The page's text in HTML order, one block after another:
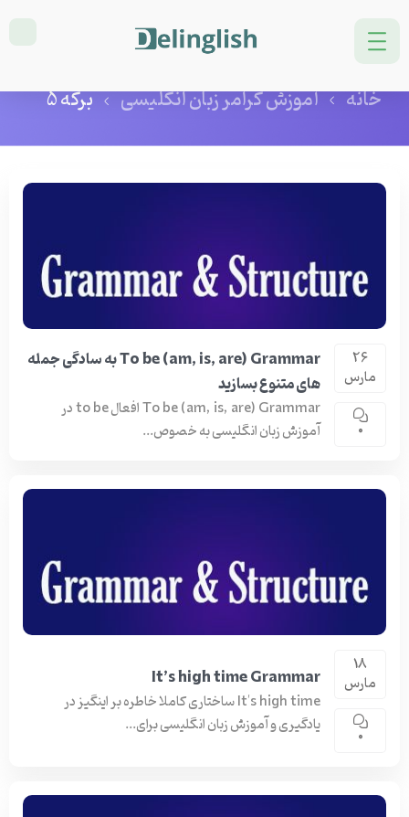
دسته بندی: آموزش گرامر زبان
انگلیسی
خانه آموزش گرامر زبان انگلیسی برگه 5
26
مارس
0
To be (am, is, are) Grammar به سادگی جمله
های متنوع بسازید
To be (am, is, are) Grammar افعال to be در
آموزش زبان انگلیسی به خصوص...
18
مارس
0
It’s high time Grammar
It's high time ساختاری کاملا خاطره بر اینگیز در
یادگیری و آموزش زبان انگلیسی برای...